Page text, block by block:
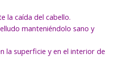
la caída del cabello.
manteniéndolo sano y
la superficie y en el interior de